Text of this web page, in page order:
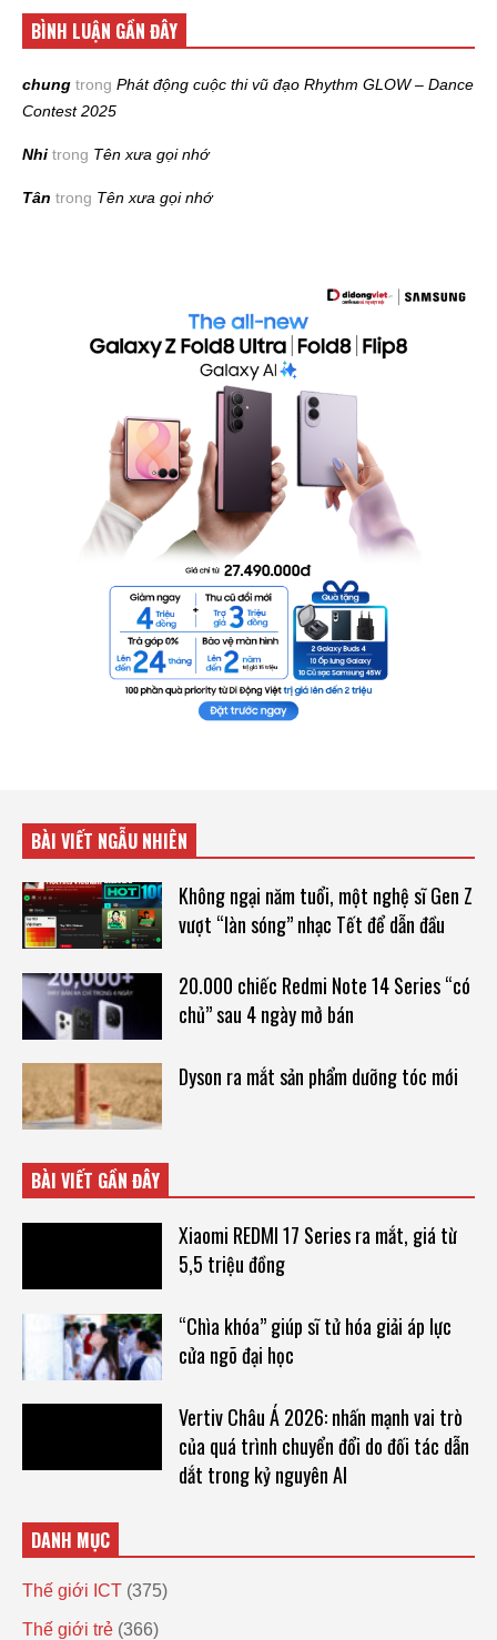
BÌNH LUẬN GẦN ĐÂY
chung trong Phát động cuộc thi vũ đạo Rhythm GLOW – Dance
Contest 2025
Nhi trong Tên xưa gọi nhớ
Tân trong Tên xưa gọi nhớ
BÀI VIẾT NGẪU NHIÊN
Không ngại năm tuổi, một nghệ sĩ Gen Z
vượt “làn sóng” nhạc Tết để dẫn đầu
20.000 chiếc Redmi Note 14 Series “có
chủ” sau 4 ngày mở bán
Dyson ra mắt sản phẩm dưỡng tóc mới
BÀI VIẾT GẦN ĐÂY
Xiaomi REDMI 17 Series ra mắt, giá từ
5,5 triệu đồng
“Chìa khóa” giúp sĩ tử hóa giải áp lực
cửa ngõ đại học
Vertiv Châu Á 2026: nhấn mạnh vai trò
của quá trình chuyển đổi do đối tác dẫn
dắt trong kỷ nguyên AI
DANH MỤC
Thế giới ICT (375)
Thế giới trẻ (366)